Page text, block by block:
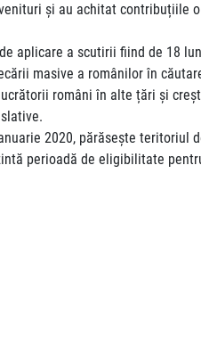
și au achitat contribuțiile
aplicare a scutirii fiind de 18
masive a românilor în
români în alte țări și
2020, părăsește teritoriul
perioadă de eligibilitate